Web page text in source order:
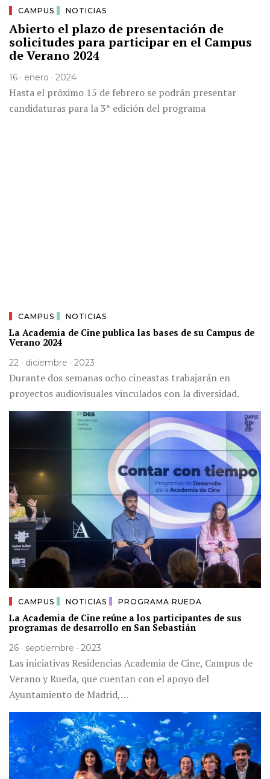
CAMPUS NOTICIAS
Abierto el plazo de presentación de
solicitudes para participar en el Campus
de Verano 2024
16 · enero · 2024
Hasta el próximo 15 de febrero se podrán presentar
candidaturas para la 3ª edición del programa
CAMPUS NOTICIAS
La Academia de Cine publica las bases de su Campus de
Verano 2024
22 · diciembre · 2023
Durante dos semanas ocho cineastas trabajarán en
proyectos audiovisuales vinculados con la diversidad.
CAMPUS NOTICIAS PROGRAMA RUEDA
La Academia de Cine reúne a los participantes de sus
programas de desarrollo en San Sebastián
26 · septiembre · 2023
Las iniciativas Residencias Academia de Cine, Campus de
Verano y Rueda, que cuentan con el apoyo del
Ayuntamiento de Madrid,…